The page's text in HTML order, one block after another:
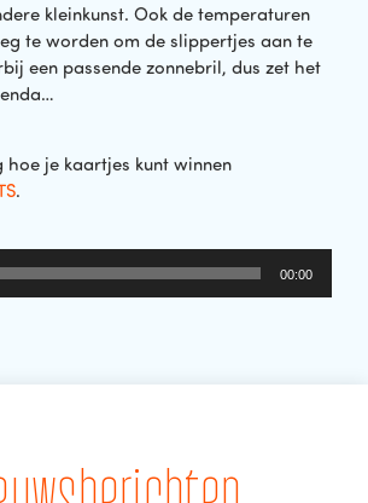
kleinkunst. Ook de temperaturen
te worden om de slippertjes aan te
een passende zonnebril, dus zet het
hoe je kaartjes kunt winnen
.
00:00